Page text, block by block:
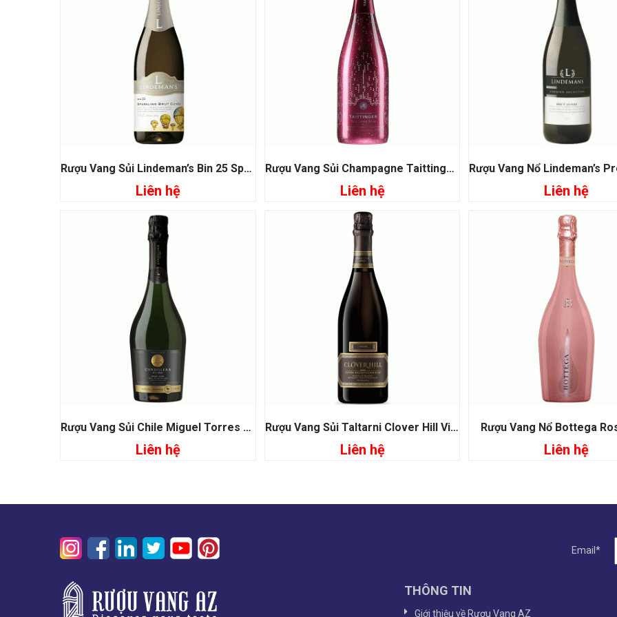
Đọc tiếp
Rượu Vang Sủi Lindeman’s Bin 25 Sparkling Cuvee
Liên hệ
Đọc tiếp
Rượu Vang Sủi Champagne Taittinger Nocturne Rose
Liên hệ
Đọc tiếp
Liên hệ
Đọc tiếp
Rượu Vang Sủi Chile Miguel Torres Cordillera Pinot Noir Brut
Liên hệ
Đọc tiếp
Rượu Vang Sủi Taltarni Clover Hill Vintage Brut
Liên hệ
Đọc tiếp
Rượu Vang Nổ Bottega
Liên hệ
Email*
THÔNG TIN
Giới thiệu về Rượu Vang AZ